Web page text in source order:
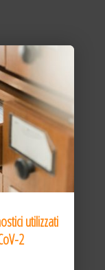
utilizzati
2